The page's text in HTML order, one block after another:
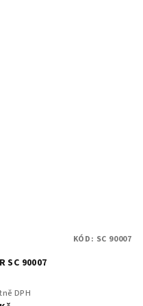
SC 90007
DPH
KÓD: SC 90007